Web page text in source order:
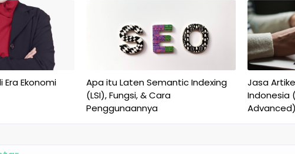
Ekonomi
Apa itu Laten Semantic Indexing
(LSI), Fungsi, & Cara
Penggunaannya
Jasa
Indonesia
Advanced)